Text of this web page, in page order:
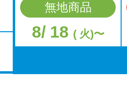
無地商品
8/ 18 ( 火)〜